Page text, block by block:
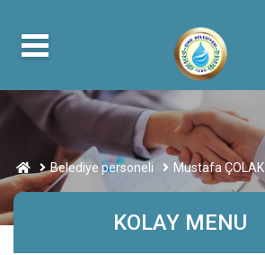
Belediye personeli Mustafa ÇOLAK
KOLAY MENU